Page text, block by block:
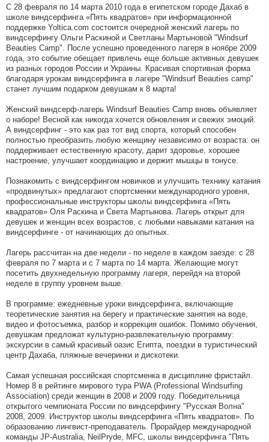
С 28 февраля по 14 марта 2010 года в египетском городе Дахаб в
школе виндсерфинга «Пять квадратов» при информационной
поддержке Yoltica.com состоится очередной женский лагерь по
виндсерфингу Ольги Раскиной и Светланы Мартыновой "Windsurf
Beauties Camp". После успешно проведенного лагеря в ноябре 2009
года, это событие обещает привлечь еще больше активных девушек
из разных городов России и Украины. Красивая спортивная форма
благодаря урокам виндсерфинга в лагере "Windsurf Beauties camp"
станет лучшим подарком девушкам к 8 марта!
Женский виндсерф-лагерь Windsurf Beauties Camp вновь объявляет
о наборе! Весной как никогда хочется обновления и свежих эмоций.
А виндсерфинг - это как раз тот вид спорта, который способен
полностью преобразить любую женщину независимо от возраста: он
поддерживает естественную красоту, дарит здоровье, хорошее
настроение, улучшает координацию и держит мышцы в тонусе.
Познакомить с виндсерфингом новичков и улучшить технику катания
«продвинутых» предлагают спортсменки международного уровня,
профессиональные инструкторы школы виндсерфинга «Пять
квадратов» Оля Раскина и Света Мартынова. Лагерь открыт для
девушек и женщин всех возрастов, с любыми навыками катания на
виндсерфинге - от начинающих до опытных.
Лагерь рассчитан на две недели - по неделе в каждом заезде: с 28
февраля по 7 марта и с 7 марта по 14 марта. Желающие могут
посетить двухнедельную программу лагеря, перейдя на второй
неделе в группу уровнем выше.
В программе: ежедневные уроки виндсерфинга, включающие
теоретические занятия на берегу и практические занятия на воде,
видео и фотосъемка, разбор и коррекция ошибок. Помимо обучения,
девушкам предложат культурно-развлекательную программу:
экскурсии в самый красивый оазис Египта, поездки в туристический
центр Дахаба, пляжные вечеринки и дискотеки.
Самая успешная российская спортсменка в дисциплине фристайл.
Номер 8 в рейтинге мирового тура PWA (Professional Windsurfing
Association) среди женщин в 2008 и 2009 году. Победительница
открытого чемпионата России по виндсерфингу "Русская Волна"
2008, 2009. Инструктор школы виндсерфинга «Пять квадратов». По
образованию лингвист-преподаватель. Прорайдер международной
команды JP-Australia, NeilPryde, MFC, школы виндсерфинга "Пять